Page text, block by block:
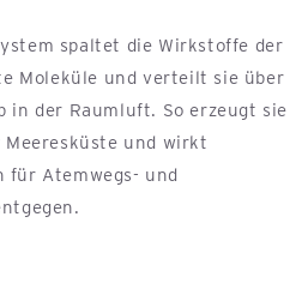
spaltet die Wirkstoffe der
Moleküle und verteilt sie über
in der Raumluft. So erzeugt sie
und wirkt
für Atemwegs- und